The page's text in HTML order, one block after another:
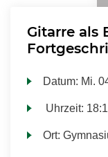
Gitarre als
Datum: Mi.
Uhrzeit:
Ort: